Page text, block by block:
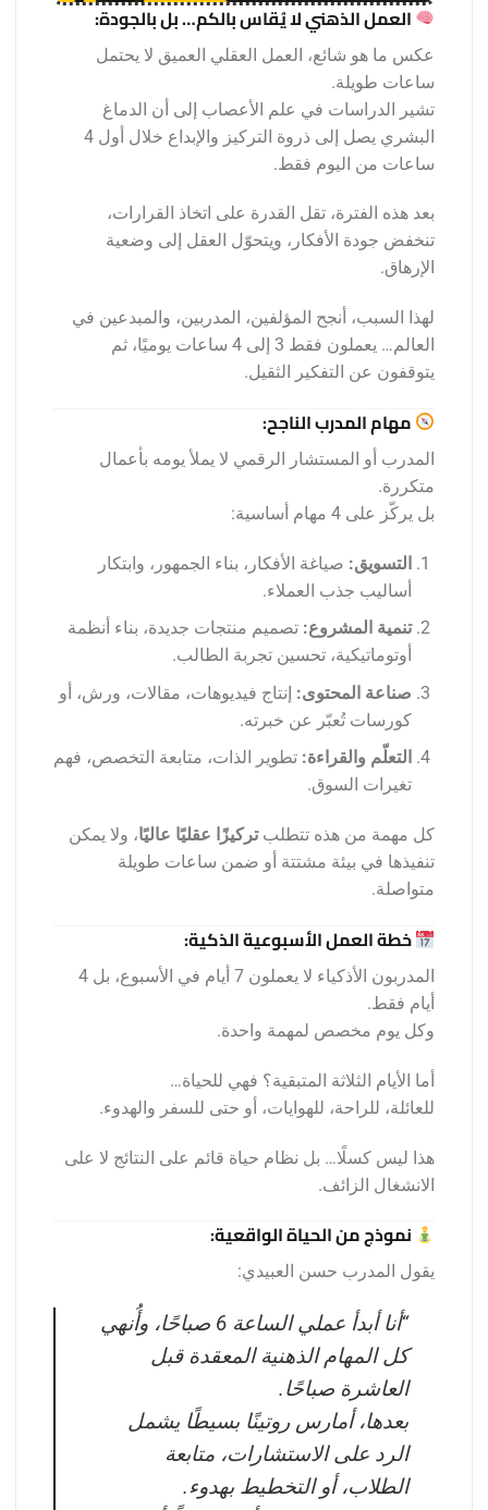
العمل الذهني لا يُقاس بالكم… بل بالجودة:
عكس ما هو شائع، العمل العقلي العميق لا يحتمل
ساعات طويلة.
تشير الدراسات في علم الأعصاب إلى أن الدماغ
البشري يصل إلى ذروة التركيز والإبداع خلال أول 4
ساعات من اليوم فقط.
بعد هذه الفترة، تقل القدرة على اتخاذ القرارات،
تنخفض جودة الأفكار، ويتحوّل العقل إلى وضعية
الإرهاق.
لهذا السبب، أنجح المؤلفين، المدربين، والمبدعين في
العالم… يعملون فقط 3 إلى 4 ساعات يوميًا، ثم
يتوقفون عن التفكير الثقيل.
مهام المدرب الناجح:
المدرب أو المستشار الرقمي لا يملأ يومه بأعمال
متكررة.
بل يركّز على 4 مهام أساسية:
التسويق: صياغة الأفكار، بناء الجمهور، وابتكار
أساليب جذب العملاء.
تنمية المشروع: تصميم منتجات جديدة، بناء أنظمة
أوتوماتيكية، تحسين تجربة الطالب.
صناعة المحتوى: إنتاج فيديوهات، مقالات، ورش، أو
كورسات تُعبّر عن خبرته.
التعلّم والقراءة: تطوير الذات، متابعة التخصص، فهم
تغيرات السوق.
كل مهمة من هذه تتطلبتركيزًا عقليًا عاليًا، ولا يمكن
تنفيذها في بيئة مشتتة أو ضمن ساعات طويلة
متواصلة.
خطة العمل الأسبوعية الذكية:
المدربون الأذكياء لا يعملون 7 أيام في الأسبوع، بل 4
أيام فقط.
وكل يوم مخصص لمهمة واحدة.
أما الأيام الثلاثة المتبقية؟ فهي للحياة…
للعائلة، للراحة، للهوايات، أو حتى للسفر والهدوء.
هذا ليس كسلًا… بل نظام حياة قائم على النتائج لا على
الانشغال الزائف.
نموذج من الحياة الواقعية:
يقول المدرب حسن العبيدي:
“أنا أبدأ عملي الساعة 6 صباحًا، وأُنهي
كل المهام الذهنية المعقدة قبل
العاشرة صباحًا.
بعدها، أمارس روتينًا بسيطًا يشمل
الرد على الاستشارات، متابعة
الطلاب، أو التخطيط بهدوء.